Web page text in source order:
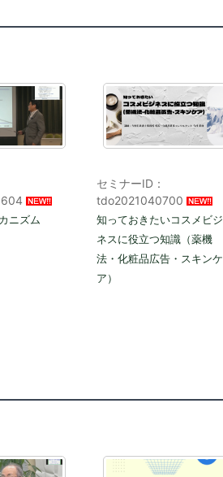
ニズム
セミナーID：
tdo2021040700
知っておきたいコスメビジ
ネスに役立つ知識（薬機
法・化粧品広告・スキンケ
ア）